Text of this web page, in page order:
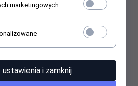
marketingowych
ustawienia i zamknij